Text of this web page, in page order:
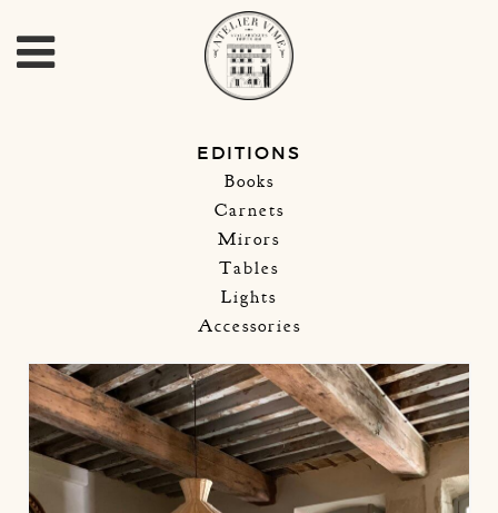
EDITIONS
Books
Carnets
Mirors
Tables
Lights
Accessories